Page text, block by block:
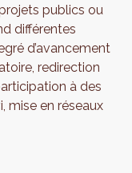
publics ou
différentes
d’avancement
redirection
à des
mise en réseaux